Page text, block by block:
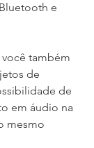
e
também
de
de
em áudio na
mesmo